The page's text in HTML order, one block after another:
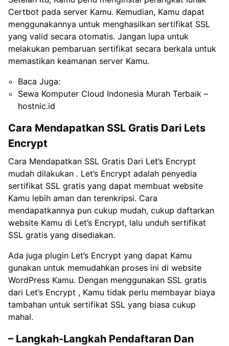
Certbot pada server Kamu. Kemudian, Kamu dapat
menggunakannya untuk menghasilkan sertifikat SSL
yang valid secara otomatis. Jangan lupa untuk
melakukan pembaruan sertifikat secara berkala untuk
memastikan keamanan server Kamu.
Baca Juga:
Sewa Komputer Cloud Indonesia Murah Terbaik –
hostnic.id
Cara Mendapatkan SSL Gratis Dari Lets
Encrypt
Cara Mendapatkan SSL Gratis Dari Let’s Encrypt
mudah dilakukan . Let’s Encrypt adalah penyedia
sertifikat SSL gratis yang dapat membuat website
Kamu lebih aman dan terenkripsi. Cara
mendapatkannya pun cukup mudah, cukup daftarkan
website Kamu di Let’s Encrypt, lalu unduh sertifikat
SSL gratis yang disediakan.
Ada juga plugin Let’s Encrypt yang dapat Kamu
gunakan untuk memudahkan proses ini di website
WordPress Kamu. Dengan menggunakan SSL gratis
dari Let’s Encrypt , Kamu tidak perlu membayar biaya
tambahan untuk sertifikat SSL yang biasa cukup
mahal.
– Langkah-Langkah Pendaftaran Dan